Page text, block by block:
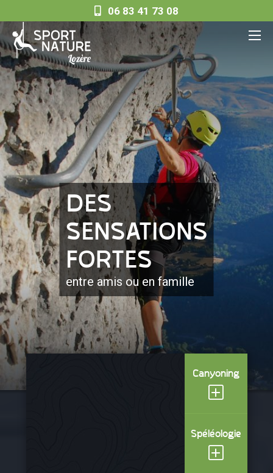
06 83 41 73 08
DES
SENSATIONS
FORTES
entre amis ou en famille
Canyoning
Spéléologie